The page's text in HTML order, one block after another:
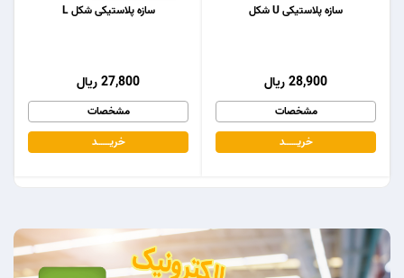
سازه پلاستیکی شکل L
27,800 ریال
مشخصات
خریـــــــد
سازه پلاستیکی U شکل
28,900 ریال
مشخصات
خریـــــــد